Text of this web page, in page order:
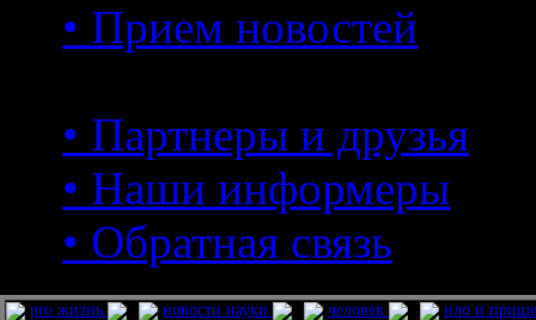
• Прием новостей
• Партнеры и друзья
• Наши информеры
• Обратная связь
pro жизнь новости науки человек
нло и